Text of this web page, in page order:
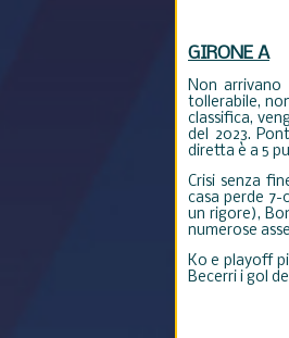
GIRONE A
Non arrivano
tollerabile,
classifica,
del 2023.
diretta è a 5
Crisi senza
casa perde
un rigore),
numerose
Ko e playoff
Becerri i gol